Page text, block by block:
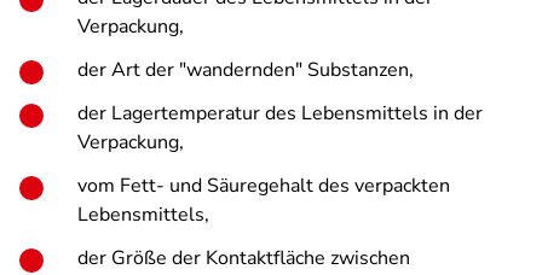
Verpackung,
der Art der "wandernden" Substanzen,
der Lagertemperatur des Lebensmittels in der
Verpackung,
vom Fett- und Säuregehalt des verpackten
Lebensmittels,
der Größe der Kontaktfläche zwischen